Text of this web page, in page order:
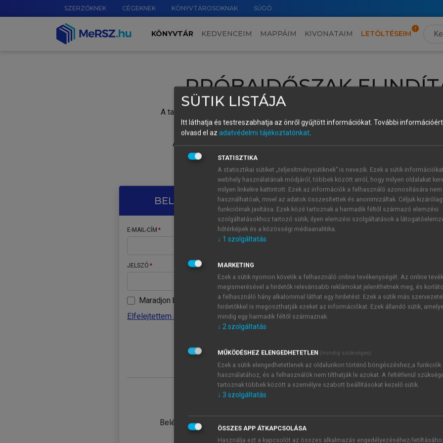
SZERZŐKNEK CÉGEKNEK KÖNYVTÁROSOKNAK SÚGÓ
KÖNYVTÁR KEDVENCEIM MAPPÁIM KIVONATAIM LETÖLTÉSEIM
PRÓBAIDŐSZAK
A tartalom megtekintéséhez lépj be a saját fiókoddal, iskolai azonosítóddal vagy
Új felhasználóként1 óra díjmentes hozzáférésrevagy
A próbaidőszak elindításához,
vagy hozz
A regisztráció után a
BELÉPÉS SAJÁT FIÓKKAL
E-MAIL-CÍM
JELSZÓ
Maradjon belépve
Elfelejtettem a jelszavamat
Belépés intézményi azonosítóval
ÚJ FIÓK
1 óra
JELSZÓ
Kérek értesítést a MeRSZ
Kérek értesítést az
SÜTIK LISTÁJA
Itt láthatja és testreszabhatja az önről gyűjtött információkat. További
olvasd el az adatvédelmi tájékoztatónkat.
STATISZTIKA
A statisztikai sütiket „teljesítménysütiknek” is nevezik. Ezek a sütik
webhely használatának módjáról, többek között arról, hogy milyen oldalakat
milyen linkekre kattintott. Ezek az információk a felhasználó azonosítására nem
használhatóak, mivel az adatok összesítettek és anonimizáltak. Céljuk
funkcióinak javítása. Ezek közé tartoznak a harmadik féltől származó elemzési
szolgáltatásokhoz tartozó sütik; ilyen elemzési szolgáltatások a
hőtérképek és a közösségi médiaanalitika.
↓ 1 szolgáltatás
MARKETING
Ezek a sütik nyomon követik a felhasználó online tevékenységét. Az online
megismerésével a hirdetők relevánsabb reklámokat jeleníthetnek meg, és
a felhasználó hány alkalommal láthat egy hirdetést. Ezek a sütik más
hirdetőkkel is megoszthatják ezeket az információkat. Ezek állandó sütik,
mindig egy harmadik féltől származnak.
↓ 2szolgáltatás
MŰKÖDÉSHEZ ELENGEDHETETLEN (mindig szükséges)
Ezek a sütik elengedhetetlenek az oldalunkon történő böngészéshez,a funkciók
használatához, és a felhasználók nem tilthatják le azokat. A feltétlenül
tartoznak többek között a személyre szabott beállításokat kezelő sütik.
↓ 3 szolgáltatás
ÖSSZES APP ÁTKAPCSOLÁSA
Használja ezt a kapcsolót az összes alkalmazás engedélyezéséhez/